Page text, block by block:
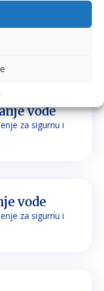
tuširanje
vode
za sigurnu i
vode
za sigurnu i